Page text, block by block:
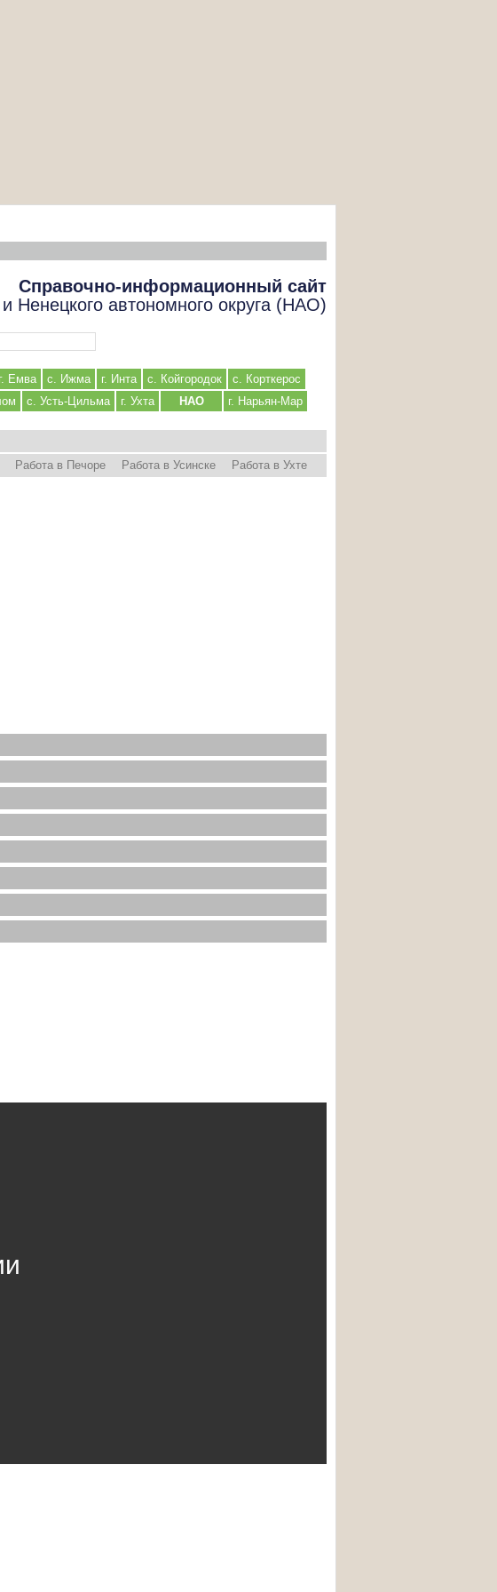
Справочно-информационный сайт
Ненецкого автономного округа (НАО)
г. Емва с. Ижма г. Инта с. Койгородок
с. Корткерос
с. Усть-Цильма г. Ухта НАО г. Нарьян-Мар
Работа в Печоре Работа в Усинске Работа в Ухте